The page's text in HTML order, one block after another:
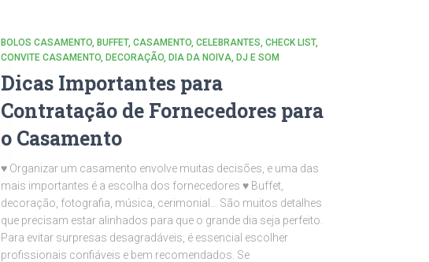
BOLOS CASAMENTO BUFFET CASAMENTO CELEBRANTES CHECK LIST
CONVITE CASAMENTO DECORAÇÃO DIA DA NOIVA DJ E SOM
Dicas Importantes para
Contratação de Fornecedores para
o Casamento
♥ Organizar um casamento envolve muitas decisões, e uma das
mais importantes é a escolha dos fornecedores ♥ Buffet,
decoração, fotografia, música, cerimonial… São muitos detalhes
que precisam estar alinhados para que o grande dia seja perfeito.
Para evitar surpresas desagradáveis, é essencial escolher
profissionais confiáveis e bem recomendados. Se